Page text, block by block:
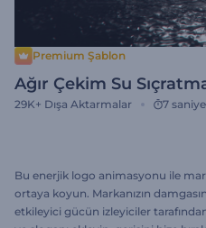
Premium Şablon
Ağır Çekim Su
29K+ Dışa Aktarmalar 7 saniye
Bu enerjik logo animasyonu ile
ortaya koyun. Markanızın
etkileyici gücün izleyiciler